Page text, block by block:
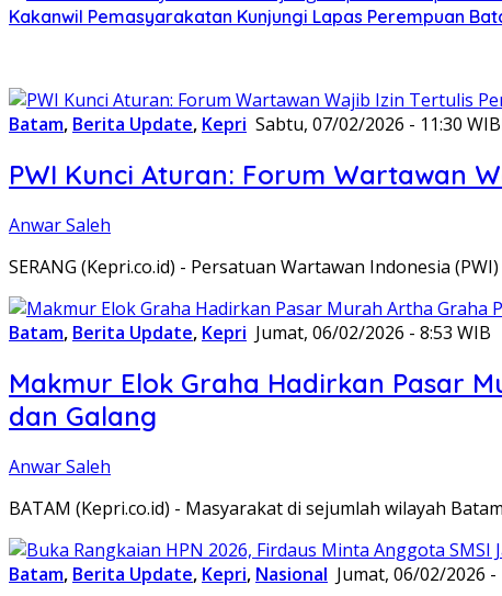
Kakanwil Pemasyarakatan Kunjungi Lapas Perempuan
Batam, Berita Update, Kepri Sabtu, 07/02/2026 - 11:30 WIB
PWI Kunci Aturan: Forum Wartawan
Anwar Saleh
SERANG (Kepri.co.id) - Persatuan Wartawan Indonesia
Batam, Berita Update, Kepri Jumat, 06/02/2026 - 8:53 WIB
Makmur Elok Graha Hadirkan Pasar
dan Galang
Anwar Saleh
BATAM (Kepri.co.id) - Masyarakat di sejumlah wilayah
Batam, Berita Update, Kepri, Nasional Jumat, 06/02/2026 -